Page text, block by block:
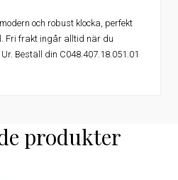
och robust klocka, perfekt
Fri frakt ingår alltid när du
Beställ din C048.407.18.051.01
produkter